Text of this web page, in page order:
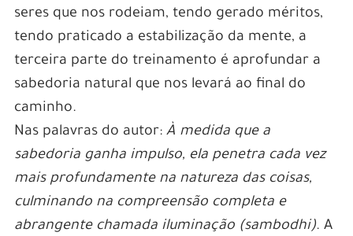
seres que nos rodeiam, tendo gerado méritos,
tendo praticado a estabilização da mente, a
terceira parte do treinamento é aprofundar a
sabedoria natural que nos levará ao final do
caminho.
Nas palavras do autor: À medida que a
sabedoria ganha impulso, ela penetra cada vez
mais profundamente na natureza das coisas,
culminando na compreensão completa e
abrangente chamada iluminação (sambodhi). A